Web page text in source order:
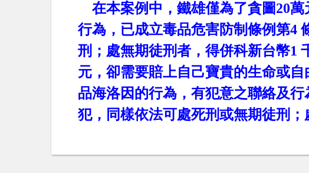
在本案例中，鐵雄僅為了貪圖20萬
行為，已成立毒品危害防制條例第4
刑；處無期徒刑者，得併科新台幣1
元，卻需要賠上自己寶貴的生命或
品海洛因的行為，有犯意之聯絡及
犯，同樣依法可處死刑或無期徒刑